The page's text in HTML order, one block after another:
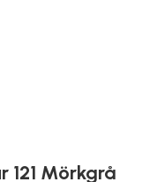
121 Mörkgrå